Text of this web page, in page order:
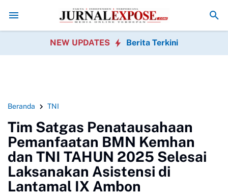
Warga Sobang Gotong Royong Sambut HUT Ke-81 Republik
NEW UPDATES Berita Terkini
Beranda TNI
Tim Satgas Penatausahaan
Pemanfaatan BMN Kemhan
dan TNI TAHUN 2025 Selesai
Laksanakan Asistensi di
Lantamal IX Ambon